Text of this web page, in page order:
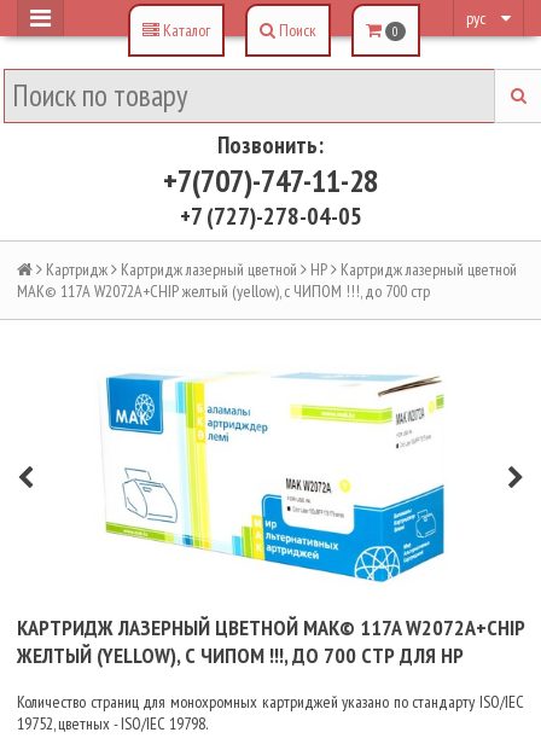
рус
Позвонить:
+7(707)-747-11-28
+7 (727)-278-04-05
Каталог Поиск 0
Картридж Картридж лазерный цветной HP
Картридж лазерный цветной
MAK© 117A W2072A+CHIP желтый (yellow), с ЧИПОМ !!!, до 700 стр
КАРТРИДЖ ЛАЗЕРНЫЙ ЦВЕТНОЙ MAK© 117A W2072A+CHIP
ЖЕЛТЫЙ (YELLOW), С ЧИПОМ !!!, ДО 700 СТР ДЛЯ HP
Количество страниц для монохромных картриджей указано по стандарту ISO/IEC
19752, цветных - ISO/IEC 19798.